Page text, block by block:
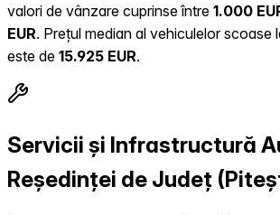
valori de vânzare cuprinse între 1.000
EUR. Prețul median al vehiculelor scoase
este de 15.925 EUR.
Servicii și Infrastructură
Reședinței de Județ